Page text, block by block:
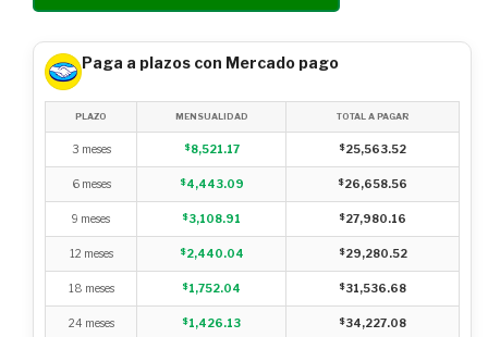
Paga a plazos con Mercado pago
PLAZO MENSUALIDAD TOTAL A PAGAR
3 meses $8,521.17 $25,563.52
6 meses $4,443.09 $26,658.56
9 meses $3,108.91 $27,980.16
12 meses $2,440.04 $29,280.52
18 meses $1,752.04 $31,536.68
24 meses $1,426.13 $34,227.08